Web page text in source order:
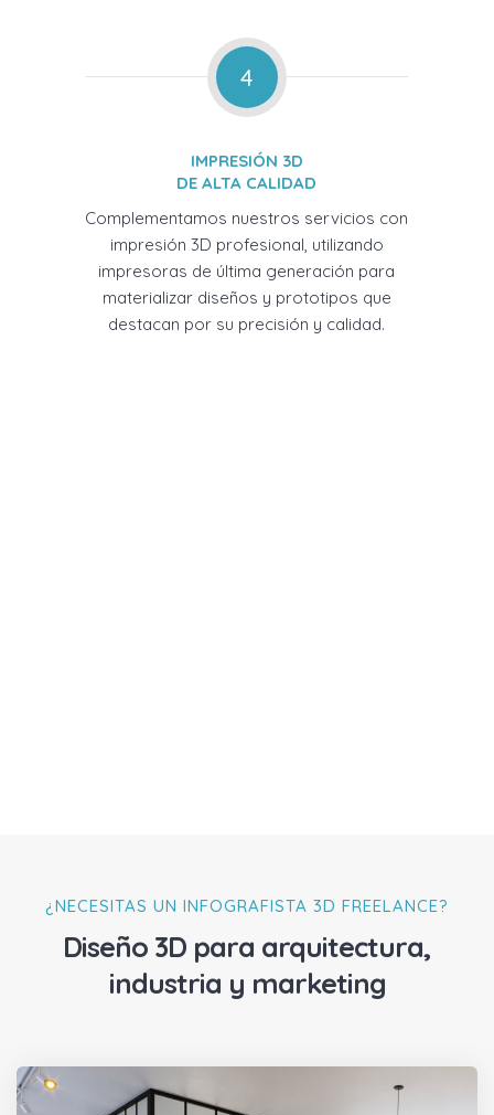
4
IMPRESIÓN 3D
DE ALTA CALIDAD
Complementamos nuestros servicios con
impresión 3D profesional, utilizando
impresoras de última generación para
materializar diseños y prototipos que
destacan por su precisión y calidad.
¿NECESITAS UN INFOGRAFISTA 3D FREELANCE?
Diseño 3D para arquitectura,
industria y marketing